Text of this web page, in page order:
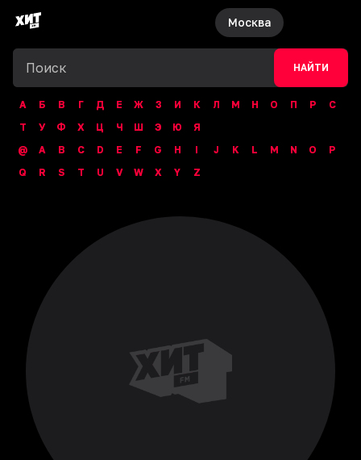
Москва
НАЙТИ
А Б В Г Д Е Ж З И К Л М Н О П Р
С
Т
У Ф Х Ц Ч Ш Э Ю
Я
@
A B C D E F G H I J K L M N O
P
Q
R S T U V W X Y Z